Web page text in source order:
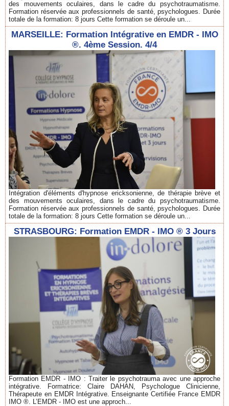
des mouvements oculaires, dans le cadre du psychotraumatisme.
Formation réservée aux professionnels de santé, psychologues. Durée
totale de la formation: 8 jours Cette formation se déroule un...
MARSEILLE: Formation Intégrative en EMDR - IMO
®. 4ème Session. 4/4
Intégration d'éléments d'hypnose ericksonienne, de thérapie brève et
des mouvements oculaires, dans le cadre du psychotraumatisme.
Formation réservée aux professionnels de santé, psychologues. Durée
totale de la formation: 8 jours Cette formation se déroule un...
STRASBOURG: Formation EMDR - IMO ® 3 Jours
Formation EMDR - IMO : Traiter le psychotrauma avec une approche
intégrative. Formatrice: Claire DAHAN, Psychologue Clinicienne,
Thérapeute en EMDR Intégrative. Enseignante Certifiée France EMDR
IMO ®. L’EMDR - IMO est une approch...